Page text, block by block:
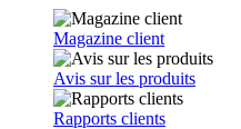
Magazine client
Avis sur les produits
Rapports clients